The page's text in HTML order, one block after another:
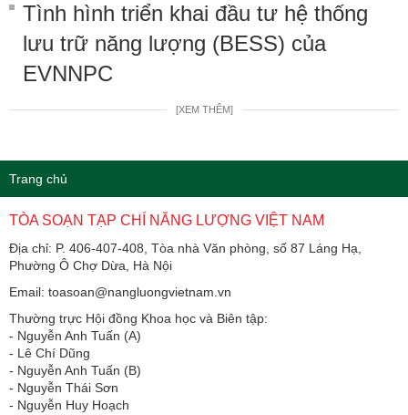
Tình hình triển khai đầu tư hệ thống
lưu trữ năng lượng (BESS) của
EVNNPC
[XEM THÊM]
Trang chủ
TÒA SOẠN TẠP CHÍ NĂNG LƯỢNG VIỆT NAM
Địa chỉ: P. 406-407-408, Tòa nhà Văn phòng, số 87 Láng Hạ,
Phường Ô Chợ Dừa, Hà Nội
Email: toasoan@nangluongvietnam.vn
Thường trực Hội đồng Khoa học và Biên tập:
​​​​​​- Nguyễn Anh Tuấn (A)
- Lê Chí Dũng
- Nguyễn Anh Tuấn (B)
- Nguyễn Thái Sơn
- Nguyễn Huy Hoạch